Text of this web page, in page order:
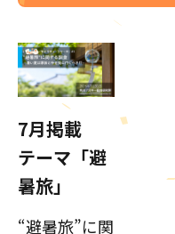
7月掲載
テーマ「避
暑旅」
“避暑旅”に関